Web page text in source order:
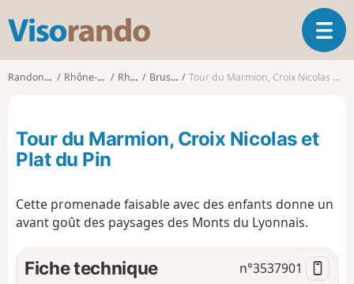
s
o
d
O
u
v
a
Randonnées Rhône-Alpes Rhône Brussieu Tour du Marmion, Croix Nicolas et Plat du Pin
Tour du Marmion, Croix Nicolas et
Plat du Pin
Cette promenade faisable avec des enfants donne un
avant goût des paysages des Monts du Lyonnais.
Fiche technique n°3537901